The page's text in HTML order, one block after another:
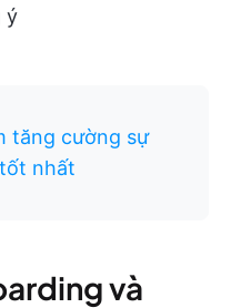
ý
tăng cường sự
nhất
và